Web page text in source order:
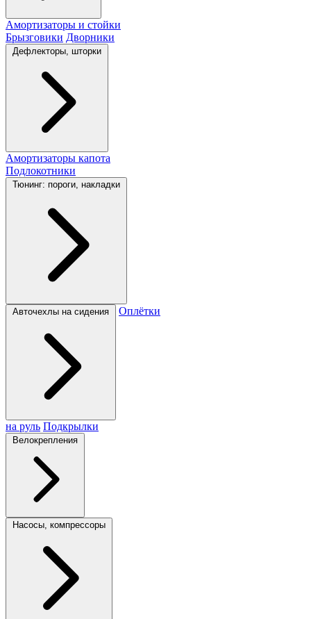
Амортизаторы и стойки
Брызговики Дворники
Дефлекторы, шторки
Амортизаторы капота
Подлокотники
Тюнинг: пороги, накладки
Авточехлы на сидения Оплётки
на руль Подкрылки
Велокрепления
Насосы, компрессоры